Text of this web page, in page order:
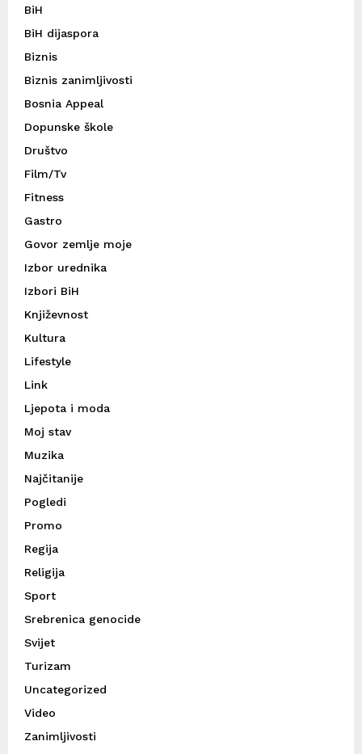
BiH
BiH dijaspora
Biznis
Biznis zanimljivosti
Bosnia Appeal
Dopunske škole
Društvo
Film/Tv
Fitness
Gastro
Govor zemlje moje
Izbor urednika
Izbori BiH
Književnost
Kultura
Lifestyle
Link
Ljepota i moda
Moj stav
Muzika
Najčitanije
Pogledi
Promo
Regija
Religija
Sport
Srebrenica genocide
Svijet
Turizam
Uncategorized
Video
Zanimljivosti